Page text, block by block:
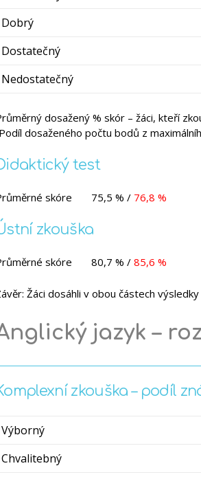
Dobrý
Dostatečný
Nedostatečný
dosažený % skór – žáci, kteří
dosaženého počtu bodů z
test
skóre 75,5 % / 76,8 %
zkouška
skóre 80,7 % / 85,6 %
Žáci dosáhli v obou částech
jazyk –
zkouška – podíl
Výborný
Chvalitebný